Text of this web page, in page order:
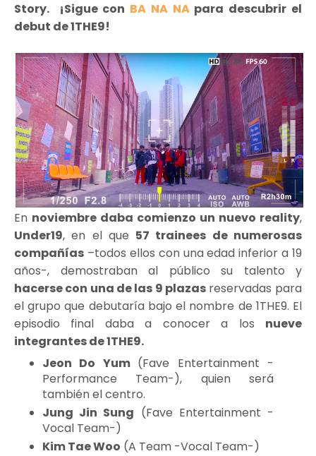
Story. ¡Sigue con BA NA NApara descubrir el
debut de 1THE9!
En noviembre daba comienzo un nuevo reality,
Under19, en el que 57 trainees de numerosas
compañías –todos ellos con una edad inferior a 19
años-, demostraban al público su talento y
hacerse con una de las 9 plazas reservadas para
el grupo que debutaría bajo el nombre de 1THE9. El
episodio final daba a conocer a los nueve
integrantes de 1THE9.
Jeon Do Yum (Fave Entertainment -
Performance Team-), quien será
también el centro.
Jung Jin Sung (Fave Entertainment -
Vocal Team-)
Kim Tae Woo (A Team -Vocal Team-)